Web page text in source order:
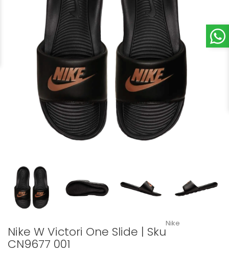
Nike W Victori One Slide | Sku
CN9677 001
Nike